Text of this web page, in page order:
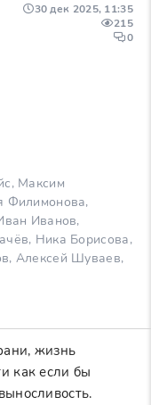
Максим
Филимонова,
Иванов,
Ника Борисова,
Алексей Шуваев,
30 дек 2025, 11:35
215
0
жизнь
как если бы